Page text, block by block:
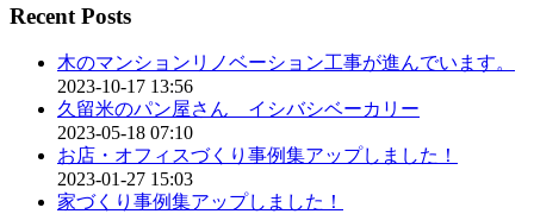
Recent Posts
木のマンションリノベーション工事が進んでいます。
2023-10-17 13:56
久留米のパン屋さん イシバシベーカリー
2023-05-18 07:10
お店・オフィスづくり事例集アップしました！
2023-01-27 15:03
家づくり事例集アップしました！